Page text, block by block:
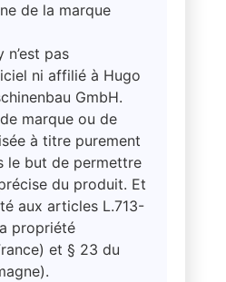
de la marque
n’est pas
ni affilié à Hugo
GmbH.
marque ou de
à titre purement
le but de permettre
du produit. Et
aux articles L.713-
propriété
et § 23 du